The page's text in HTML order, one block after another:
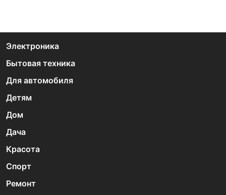
Электроника
Бытовая техника
Для автомобиля
Детям
Дом
Дача
Красота
Спорт
Ремонт